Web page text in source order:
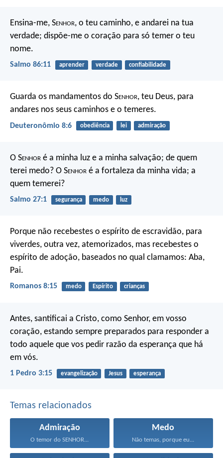
Ensina-me, Senhor, o teu caminho, e andarei na tua
verdade; dispõe-me o coração para só temer o teu
nome.
Salmo 86:11 aprender verdade confiabilidade
Guarda os mandamentos do Senhor, teu Deus, para
andares nos seus caminhos e o temeres.
Deuteronômio 8:6 obediência lei admiração
O Senhor é a minha luz e a minha salvação; de quem
terei medo? O Senhor é a fortaleza da minha vida; a
quem temerei?
Salmo 27:1 segurança medo luz
Porque não recebestes o espírito de escravidão, para
viverdes, outra vez, atemorizados, mas recebestes o
espírito de adoção, baseados no qual clamamos: Aba,
Pai.
Romanos 8:15 medo Espírito crianças
Antes, santificai a Cristo, como Senhor, em vosso
coração, estando sempre preparados para responder a
todo aquele que vos pedir razão da esperança que há
em vós.
1 Pedro 3:15 evangelização Jesus esperança
Temas relacionados
Admiração
O temor do SENHOR...
Medo
Não temas, porque eu...